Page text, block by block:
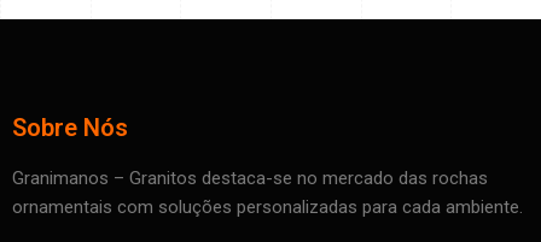
Sobre Nós
Granimanos – Granitos destaca-se no mercado das rochas
ornamentais com soluções personalizadas para cada ambiente.